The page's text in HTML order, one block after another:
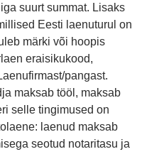
suurt summat. Lisaks
Eesti laenuturul on
märki või hoopis
eraisikukood,
pangast.
maksab tööl, maksab
selle tingimused on
laenud maksab
seotud notaritasu ja